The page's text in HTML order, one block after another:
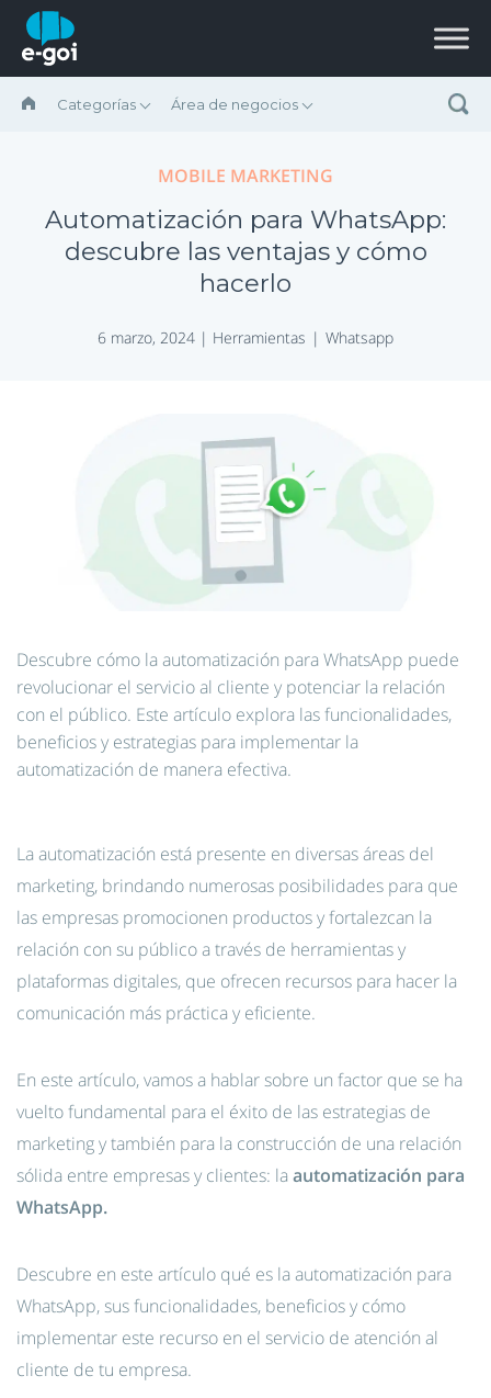
Saltar al contenido
Categorías Área de negocios
MOBILE MARKETING
Automatización para WhatsApp:
descubre las ventajas y cómo
hacerlo
6 marzo, 2024 | Herramientas Whatsapp
Descubre cómo la automatización para WhatsApp puede
revolucionar el servicio al cliente y potenciar la relación
con el público. Este artículo explora las funcionalidades,
beneficios y estrategias para implementar la
automatización de manera efectiva.
La automatización está presente en diversas áreas del
marketing, brindando numerosas posibilidades para que
las empresas promocionen productos y fortalezcan la
relación con su público a través de herramientas y
plataformas digitales, que ofrecen recursos para hacer la
comunicación más práctica y eficiente.
En este artículo, vamos a hablar sobre un factor que se ha
vuelto fundamental para el éxito de las estrategias de
marketing y también para la construcción de una relación
sólida entre empresas y clientes: la automatización para
WhatsApp.
Descubre en este artículo qué es la automatización para
WhatsApp, sus funcionalidades, beneficios y cómo
implementar este recurso en el servicio de atención al
cliente de tu empresa.